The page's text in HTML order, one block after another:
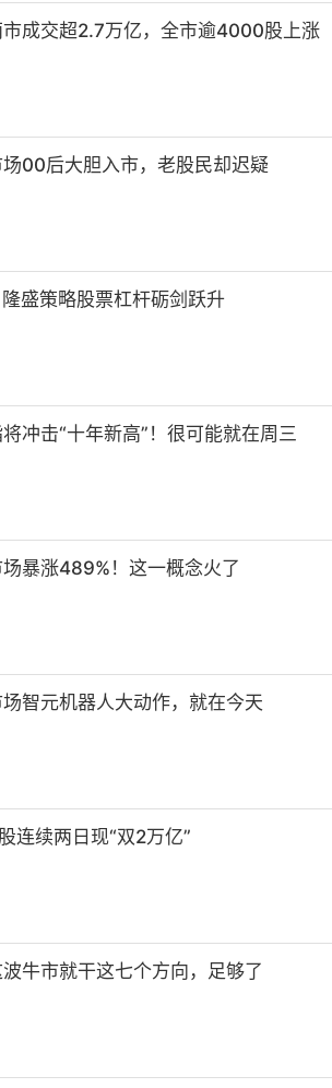
成交超2.7万亿，全市逾4000股上涨
00后大胆入市，老股民却迟疑
盛策略股票杠杆砺剑跃升
冲击“十年新高”！很可能就在周三
暴涨489%！这一概念火了
智元机器人大动作，就在今天
连续两日现“双2万亿”
牛市就干这七个方向，足够了